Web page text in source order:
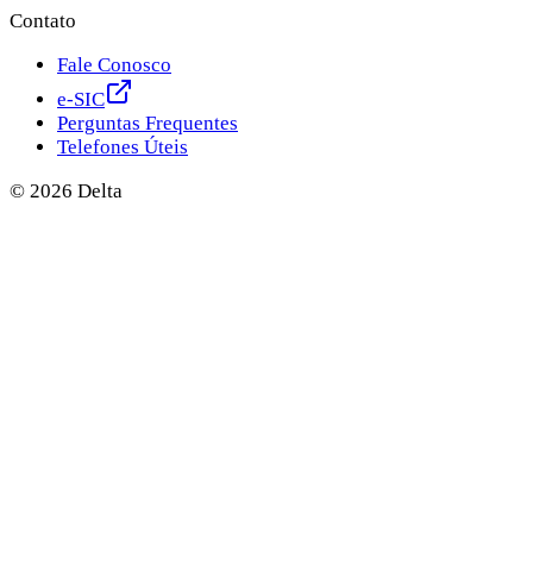
Contato
Fale Conosco
e-SIC
Perguntas Frequentes
Telefones Úteis
© 2026 Delta